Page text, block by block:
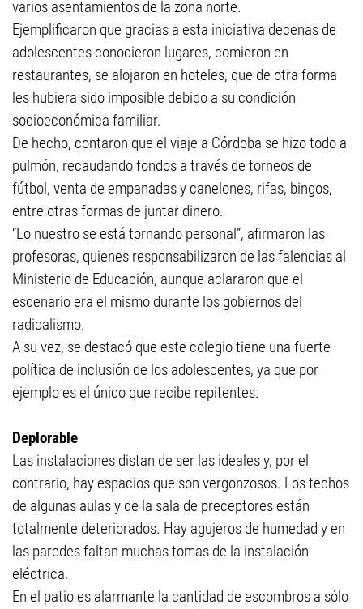
varios asentamientos de la zona norte.
Ejemplificaron que gracias a esta iniciativa decenas de
adolescentes conocieron lugares, comieron en
restaurantes, se alojaron en hoteles, que de otra forma
les hubiera sido imposible debido a su condición
socioeconómica familiar.
De hecho, contaron que el viaje a Córdoba se hizo todo a
pulmón, recaudando fondos a través de torneos de
fútbol, venta de empanadas y canelones, rifas, bingos,
entre otras formas de juntar dinero.
“Lo nuestro se está tornando personal”, afirmaron las
profesoras, quienes responsabilizaron de las falencias al
Ministerio de Educación, aunque aclararon que el
escenario era el mismo durante los gobiernos del
radicalismo.
A su vez, se destacó que este colegio tiene una fuerte
política de inclusión de los adolescentes, ya que por
ejemplo es el único que recibe repitentes.
Deplorable
Las instalaciones distan de ser las ideales y, por el
contrario, hay espacios que son vergonzosos. Los techos
de algunas aulas y de la sala de preceptores están
totalmente deteriorados. Hay agujeros de humedad y en
las paredes faltan muchas tomas de la instalación
eléctrica.
En el patio es alarmante la cantidad de escombros a sólo